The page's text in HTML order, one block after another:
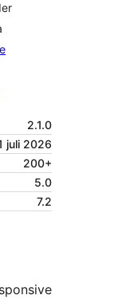
2.1.0
juli 2026
200+
5.0
7.2